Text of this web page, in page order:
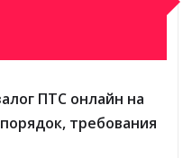
ПТС онлайн на
требования